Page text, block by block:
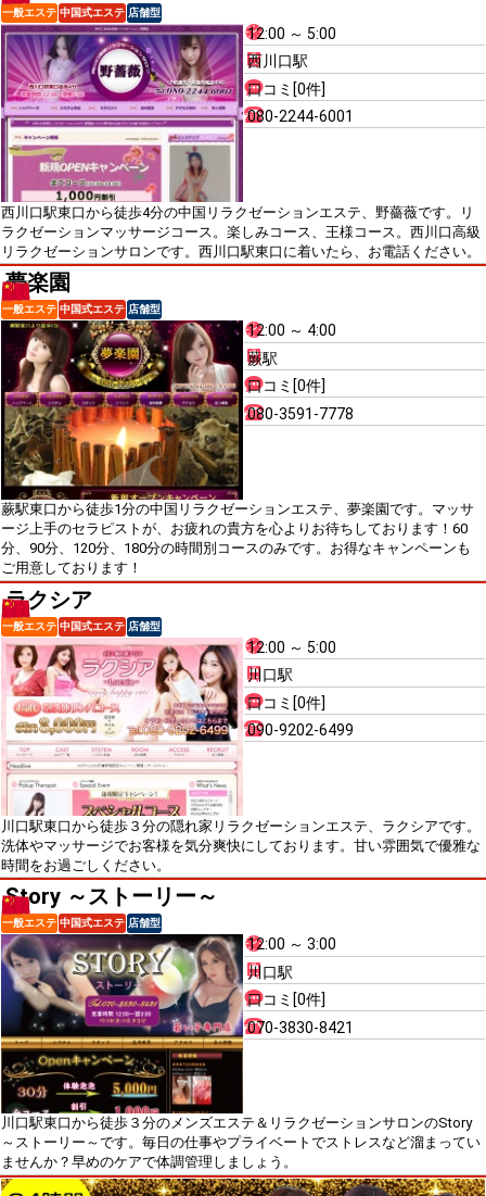
一般エステ 中国式エステ 店舗型
12:00 ～ 5:00
西川口駅
口コミ[0件]
080-2244-6001
西川口駅東口から徒歩4分の中国リラクゼーションエステ、野薔薇です。リ
ラクゼーションマッサージコース。楽しみコース、王様コース。西川口高級
リラクゼーションサロンです。西川口駅東口に着いたら、お電話ください。
夢楽園
一般エステ 中国式エステ 店舗型
12:00 ～ 4:00
蕨駅
口コミ[0件]
080-3591-7778
蕨駅東口から徒歩1分の中国リラクゼーションエステ、夢楽園です。マッサ
ージ上手のセラピストが、お疲れの貴方を心よりお待ちしております！60
分、90分、120分、180分の時間別コースのみです。お得なキャンペーンも
ご用意しております！
ラクシア
一般エステ 中国式エステ 店舗型
12:00 ～ 5:00
川口駅
口コミ[0件]
090-9202-6499
川口駅東口から徒歩３分の隠れ家リラクゼーションエステ、ラクシアです。
洗体やマッサージでお客様を気分爽快にしております。甘い雰囲気で優雅な
時間をお過ごしください。
Story ～ストーリー～
一般エステ 中国式エステ 店舗型
12:00 ～ 3:00
川口駅
口コミ[0件]
070-3830-8421
川口駅東口から徒歩３分のメンズエステ＆リラクゼーションサロンのStory
～ストーリー～です。毎日の仕事やプライベートでストレスなど溜まってい
ませんか？早めのケアで体調管理しましょう。